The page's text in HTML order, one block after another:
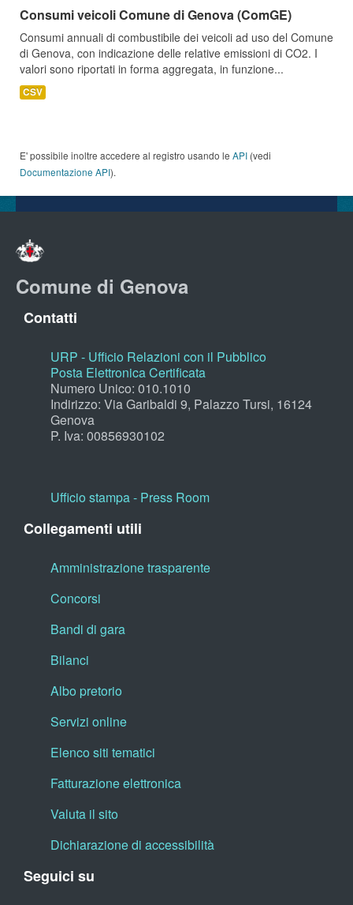
Consumi veicoli Comune di Genova (ComGE)
Consumi annuali di combustibile dei veicoli ad uso del Comune
di Genova, con indicazione delle relative emissioni di CO2. I
valori sono riportati in forma aggregata, in funzione...
CSV
E' possibile inoltre accedere al registro usando le API (vedi
Documentazione API).
Comune di Genova
Contatti
URP - Ufficio Relazioni con il Pubblico
Posta Elettronica Certificata
Numero Unico: 010.1010
Indirizzo: Via Garibaldi 9, Palazzo Tursi, 16124
Genova
P. Iva: 00856930102
Ufficio stampa - Press Room
Collegamenti utili
Amministrazione trasparente
Concorsi
Bandi di gara
Bilanci
Albo pretorio
Servizi online
Elenco siti tematici
Fatturazione elettronica
Valuta il sito
Dichiarazione di accessibilità
Seguici su